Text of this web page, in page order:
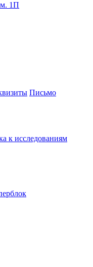
1П
Письмо
к исследованиям